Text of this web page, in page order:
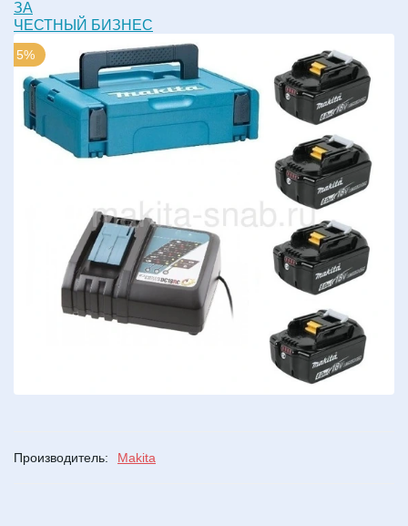
ЗА
ЧЕСТНЫЙ БИЗНЕС
5%
Производитель: Makita